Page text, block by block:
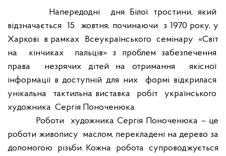
Напередодні
дня Білої тростини, який
відзначається
15 жовтня, починаючи
з 1970 року, у
Харкові
в рамках Всеукраїнського семінару «Світ
на
кінчиках
пальців» з проблем забезпечення
права
незрячих дітей на отримання
якісної
інформації в доступній для них
формі відкрилася
унікальна
тактильна виставка робіт
українського
художника Сергія Поноченюка.
Роботи
художника Сергія Поноченюка – це
роботи живопису маслом, перекладені на дерево за
допомогою
різьби. Кожна робота супроводжується